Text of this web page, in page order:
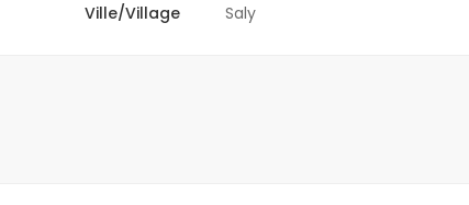
Ville/Village Saly